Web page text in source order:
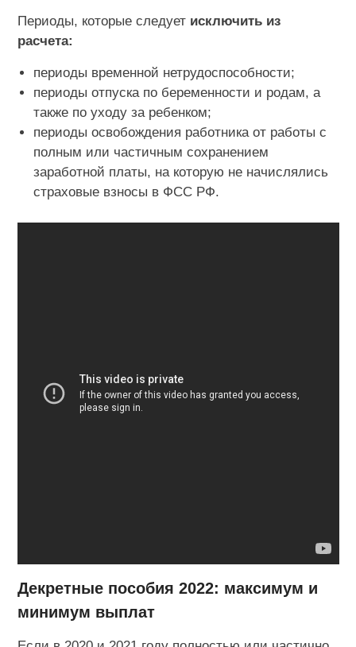
Периоды, которые следует исключить из
расчета:
периоды временной нетрудоспособности;
периоды отпуска по беременности и родам, а
также по уходу за ребенком;
периоды освобождения работника от работы с
полным или частичным сохранением
заработной платы, на которую не начислялись
страховые взносы в ФСС РФ.
Декретные пособия 2022: максимум и
минимум выплат